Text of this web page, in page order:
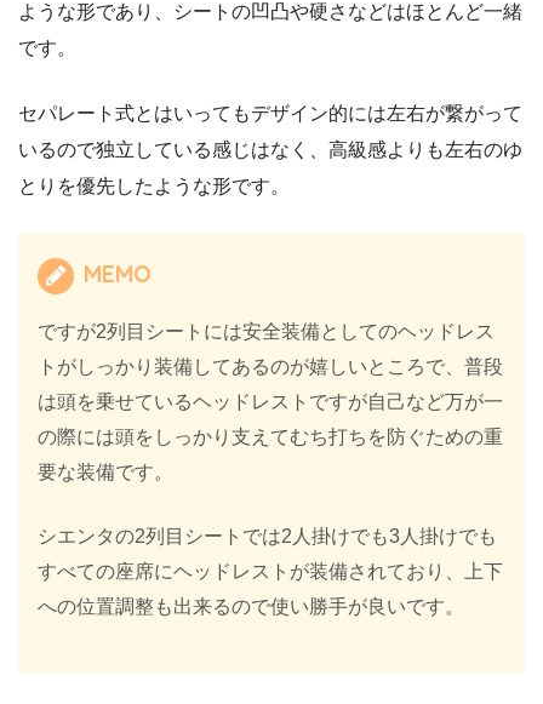
ような形であり、シートの凹凸や硬さなどはほとんど一緒
です。
セパレート式とはいってもデザイン的には左右が繋がって
いるので独立している感じはなく、高級感よりも左右のゆ
とりを優先したような形です。
MEMO
ですが2列目シートには安全装備としてのヘッドレス
トがしっかり装備してあるのが嬉しいところで、普段
は頭を乗せているヘッドレストですが自己など万が一
の際には頭をしっかり支えてむち打ちを防ぐための重
要な装備です。
シエンタの2列目シートでは2人掛けでも3人掛けでも
すべての座席にヘッドレストが装備されており、上下
への位置調整も出来るので使い勝手が良いです。